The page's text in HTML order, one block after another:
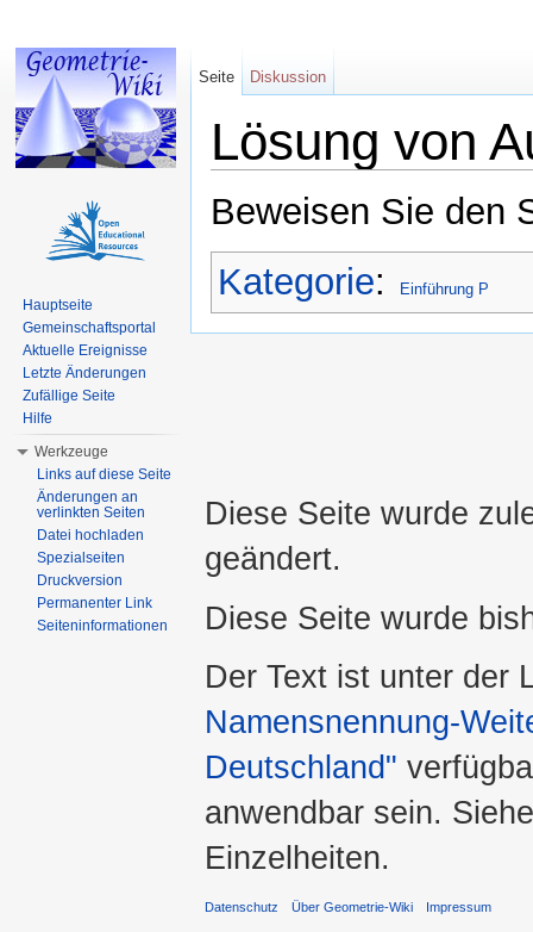
Lösung von
Beweisen Sie den
Kategorie: Einführung P
Seite Diskussion
Hauptseite
Gemeinschaftsportal
Aktuelle Ereignisse
Letzte Änderungen
Zufällige Seite
Hilfe
Werkzeuge
Links auf diese Seite
Änderungen an
verlinkten Seiten
Datei hochladen
Spezialseiten
Druckversion
Permanenter Link
Seiteninformationen
Diese Seite wurde
geändert.
Diese Seite wurde
Der Text ist unter der
Namensnennung-
Deutschland"
anwendbar sein.
Einzelheiten.
Datenschutz Über Geometrie-Wiki Impressum